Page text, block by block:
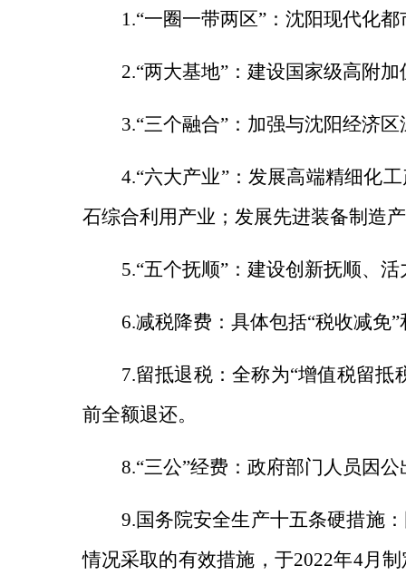
1.“一圈一带两区”：沈阳现代化
2.“两大基地”：建设国家级高附
3.“三个融合”：加强与沈阳经济
4.“六大产业”：发展高端精细化
石综合利用产业；发展先进装备制造
5.“五个抚顺”：建设创新抚顺、
6.减税降费：具体包括“税收减免”
7.留抵退税：全称为“增值税留
前全额退还。
8.“三公”经费：政府部门人员因
9.国务院安全生产十五条硬措施：
情况采取的有效措施，于2022年4月